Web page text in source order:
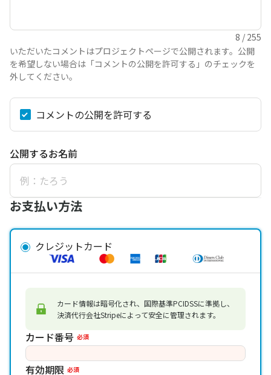
いただいたコメントはプロジェクトページで公開されます。公開
を希望しない場合は「コメントの公開を許可する」のチェックを
外してください。
コメントの公開を許可する
公開するお名前
お支払い方法
クレジットカード
カード情報は暗号化され、国際基準PCIDSSに準拠し、
決済代行会社Stripeによって安全に管理されます。
カード番号 必須
有効期限 必須